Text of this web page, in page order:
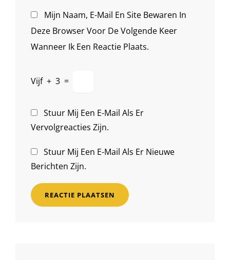
Mijn Naam, E-Mail En Site Bewaren In
Deze Browser Voor De Volgende Keer
Wanneer Ik Een Reactie Plaats.
Vijf + 3 =
Stuur Mij Een E-Mail Als Er
Vervolgreacties Zijn.
Stuur Mij Een E-Mail Als Er Nieuwe
Berichten Zijn.